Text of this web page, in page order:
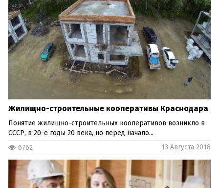
Жилищно-строительные кооперативы Краснодара
Понятие жилищно-строительных кооперативов возникло в
СССР, в 20-е годы 20 века, но перед начало...
6762
13 Августа 2018